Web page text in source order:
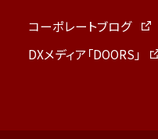
コーポレートブログ
DXメディア「DOORS」